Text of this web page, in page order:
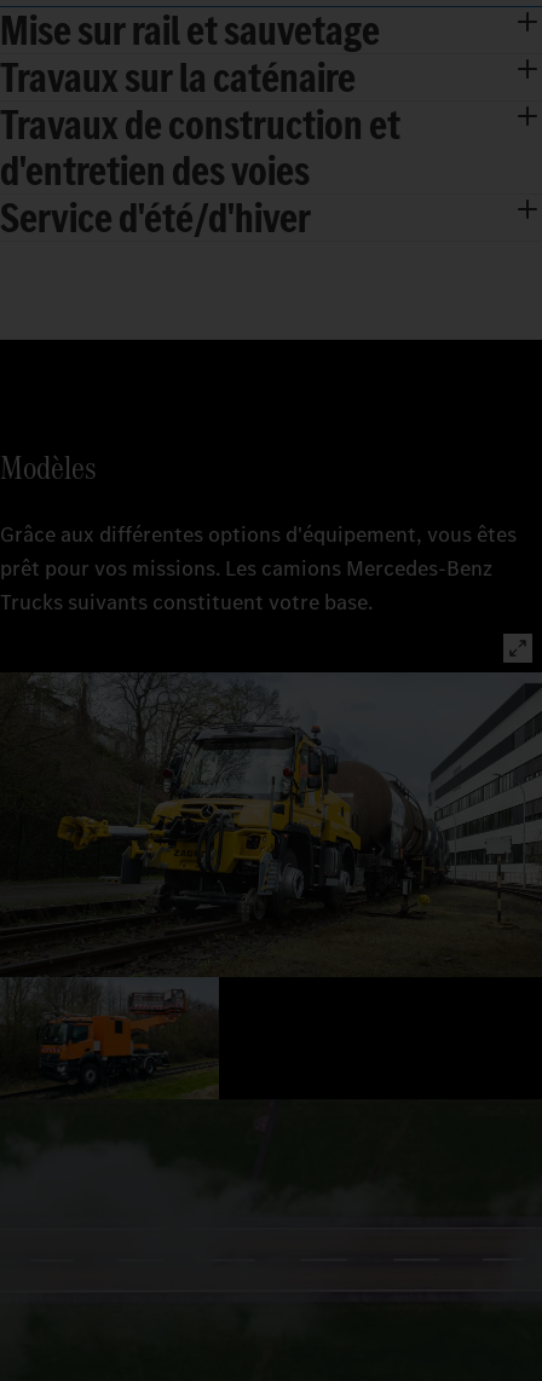
Mise sur rail et sauvetage
Travaux sur la caténaire
Travaux de construction et
d'entretien des voies
Service d'été/d'hiver
Modèles
Grâce aux différentes options d'équipement, vous êtes
prêt pour vos missions. Les camions Mercedes-Benz
Trucks suivants constituent votre base.